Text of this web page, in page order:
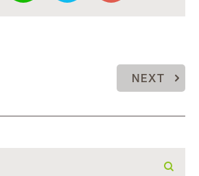
NEXT